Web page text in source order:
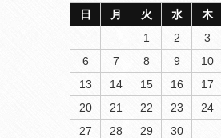
日
月 火 水 木
1
2 3
6
7 8 9 10
13
14 15 16 17
20
21 22 23 24
27
28 29 30